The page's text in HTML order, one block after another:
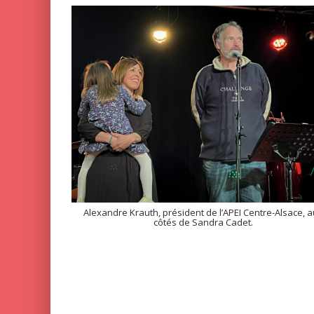
Alexandre Krauth, président de l’APEI Centre-Alsace,
côtés de Sandra Cadet.